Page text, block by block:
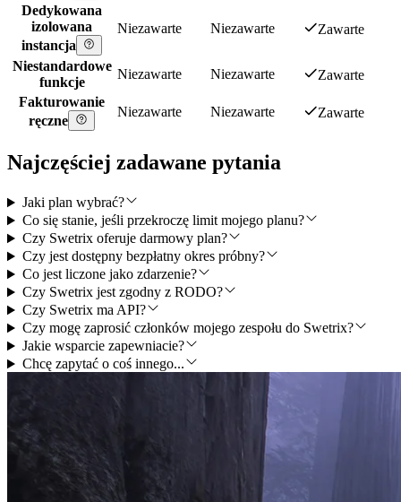
Dedykowana
izolowana
instancja
Niezawarte Niezawarte Zawarte
Niestandardowe
funkcje
Niezawarte Niezawarte
Zawarte
Fakturowanie
ręczne
Niezawarte Niezawarte Zawarte
Najczęściej zadawane pytania
Jaki plan wybrać?
Co się stanie, jeśli przekroczę limit mojego planu?
Czy Swetrix oferuje darmowy plan?
Czy jest dostępny bezpłatny okres próbny?
Co jest liczone jako zdarzenie?
Czy Swetrix jest zgodny z RODO?
Czy Swetrix ma API?
Czy mogę zaprosić członków mojego zespołu do Swetrix?
Jakie wsparcie zapewniacie?
Chcę zapytać o coś innego...